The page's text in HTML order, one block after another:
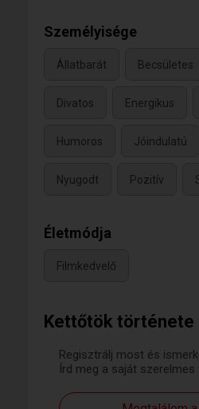
Kettőtök története
Regisztrálj most és
Írd meg a saját
Személyisége
Állatbarát Becsületes
Divatos Energikus
Humoros Jóindulatú
Nyugodt Pozitív
Életmódja
Filmkedvelő